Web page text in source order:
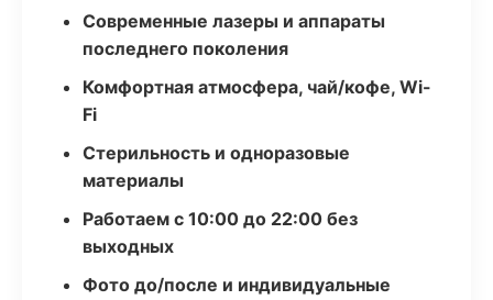
Современные лазеры и аппараты
последнего поколения
Комфортная атмосфера, чай/кофе, Wi-
Fi
Стерильность и одноразовые
материалы
Работаем с 10:00 до 22:00 без
выходных
Фото до/после и индивидуальные